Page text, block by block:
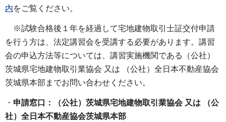
内をご覧ください。
※試験合格後１年を経過して宅地建物取引士証交付申請
を行う方は、法定講習会を受講する必要があります。講習
会の申込方法等については、講習実施機関である（公社）
茨城県宅地建物取引業協会 又は （公社）全日本不動産協会
茨城県本部までお問い合わせください。
・ 申請窓口：（公社）茨城県宅地建物取引業協会 又は （公
社）全日本不動産協会茨城県本部